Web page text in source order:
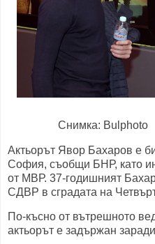
Снимка: Bulphoto
Актьорът Явор Бахаров е
София, съобщи БНР, като
от МВР. 37-годишният
СДВР в сградата на
По-късно от вътрешното
актьорът е задържан